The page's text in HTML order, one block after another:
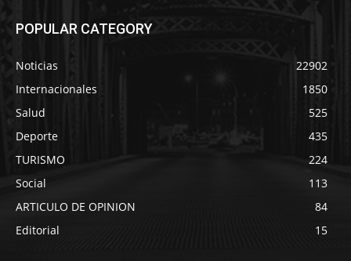
POPULAR CATEGORY
Noticias
22902
Internacionales
1850
Salud
525
Deporte
435
TURISMO
224
Social
113
ARTICULO DE OPINION
84
Editorial
15